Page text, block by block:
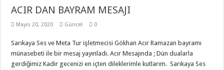
ACIR DAN BAYRAM MESAJI
Mayıs 20, 2020 Güncel 0
Sarıkaya Ses ve Meta Tur işletmecisi Gökhan Acır Ramazan bayramı
münasebeti ile bir mesaj yayınladı. Acır Mesajında ; Dün dualarla
gerdiğimiz Kadir gecenizi en içten dileklerimle kutlarım. Sarıkaya Ses